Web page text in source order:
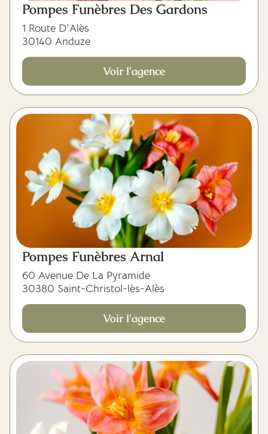
Pompes Funèbres Des Gardons
1 Route D'Alès
30140 Anduze
Voir l'agence
Pompes Funèbres Arnal
60 Avenue De La Pyramide
30380 Saint-Christol-lès-Alès
Voir l'agence